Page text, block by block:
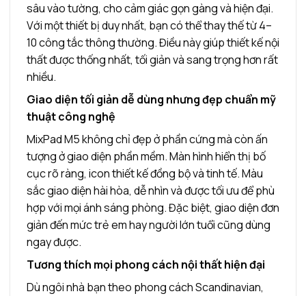
sâu vào tường, cho cảm giác gọn gàng và hiện đại.
Với một thiết bị duy nhất, bạn có thể thay thế từ 4–
10 công tắc thông thường. Điều này giúp thiết kế nội
thất được thống nhất, tối giản và sang trọng hơn rất
nhiều.
Giao diện tối giản dễ dùng nhưng đẹp chuẩn mỹ
thuật công nghệ
MixPad M5 không chỉ đẹp ở phần cứng mà còn ấn
tượng ở giao diện phần mềm. Màn hình hiển thị bố
cục rõ ràng, icon thiết kế đồng bộ và tinh tế. Màu
sắc giao diện hài hòa, dễ nhìn và được tối ưu để phù
hợp với mọi ánh sáng phòng. Đặc biệt, giao diện đơn
giản đến mức trẻ em hay người lớn tuổi cũng dùng
ngay được.
Tương thích mọi phong cách nội thất hiện đại
Dù ngôi nhà bạn theo phong cách Scandinavian,